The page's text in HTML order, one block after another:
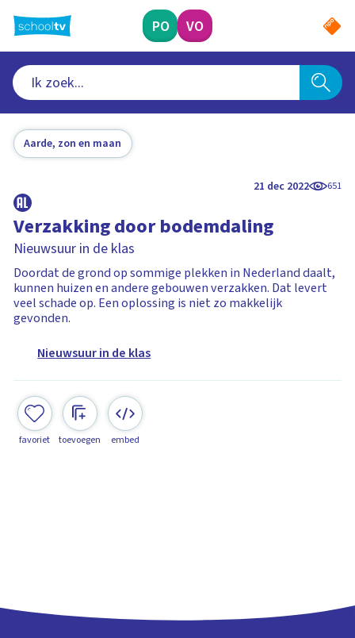
naar
hoofdinhoud
PO VO
Aarde, zon en maan
21 dec 2022 651
Verzakking door bodemdaling
Nieuwsuur in de klas
Doordat de grond op sommige plekken in Nederland daalt,
kunnen huizen en andere gebouwen verzakken. Dat levert
veel schade op. Een oplossing is niet zo makkelijk
gevonden.
Nieuwsuur in de klas
favoriet toevoegen embed